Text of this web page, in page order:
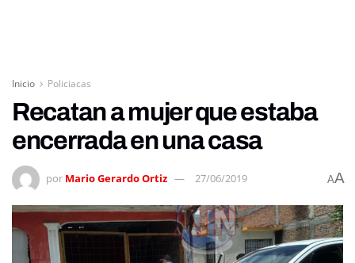
Inicio Policiacas
Recatan a mujer que estaba
encerrada en una casa
por Mario Gerardo Ortiz 27/06/2019 AA